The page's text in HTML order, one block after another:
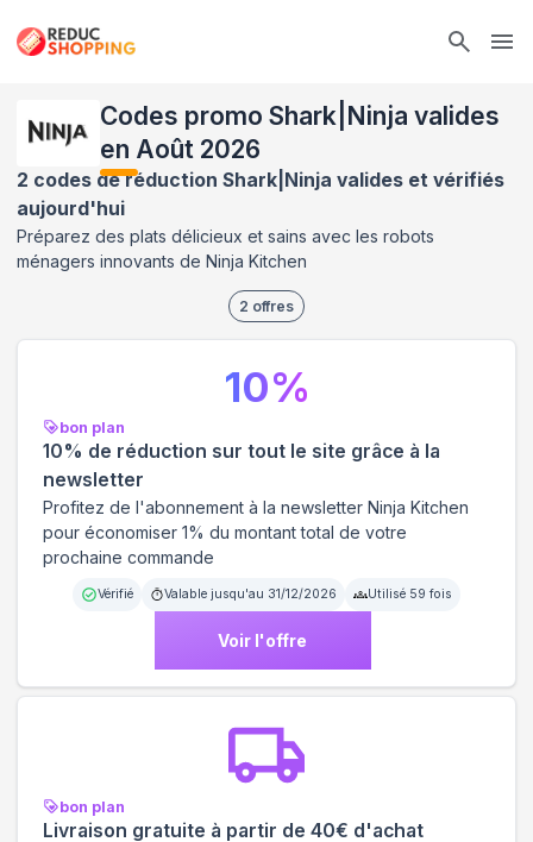
Codes promo Shark|Ninja valides
en Août 2026
2 codes de réduction Shark|Ninja valides et vérifiés
aujourd'hui
Préparez des plats délicieux et sains avec les robots
ménagers innovants de Ninja Kitchen
2 offres
bon plan
10% de réduction sur tout le site grâce à la
newsletter
Profitez de l'abonnement à la newsletter Ninja Kitchen
pour économiser 1% du montant total de votre
prochaine commande
Vérifié Valable jusqu'au 31/12/2026 Utilisé 59 fois
Voir l'offre
10%
bon plan
Livraison gratuite à partir de 40€ d'achat